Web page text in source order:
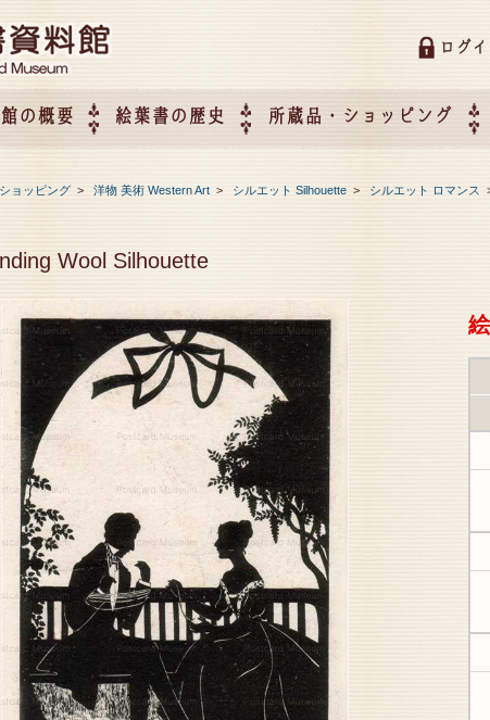
ログ
の概要 絵葉書の歴史 所蔵品・ショッピング
ョッピング > 洋物 美術 Western Art > シルエット Silhouette > シルエット ロマンス
Wool Silhouette